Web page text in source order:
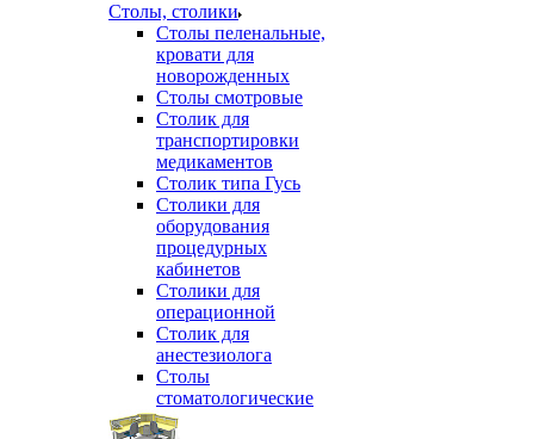
Столы, столики
Столы пеленальные,
кровати для
новорожденных
Столы смотровые
Столик для
транспортировки
медикаментов
Столик типа Гусь
Столики для
оборудования
процедурных
кабинетов
Столики для
операционной
Столик для
анестезиолога
Столы
стоматологические